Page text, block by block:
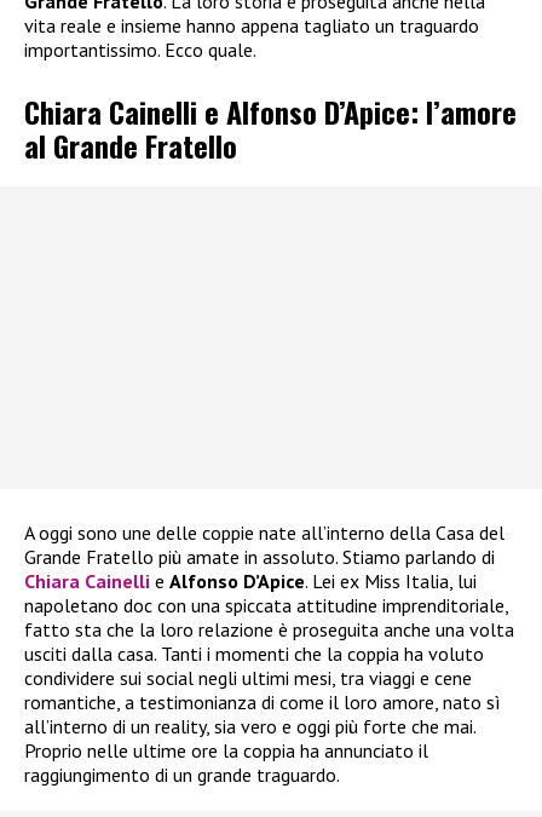
vita reale e insieme hanno appena tagliato un traguardo
importantissimo. Ecco quale.
Chiara Cainelli e Alfonso D’Apice: l’amore
al Grande Fratello
A oggi sono une delle coppie nate all’interno della Casa del
Grande Fratello più amate in assoluto. Stiamo parlando di
Chiara Cainelli e Alfonso D’Apice. Lei ex Miss Italia, lui
napoletano doc con una spiccata attitudine imprenditoriale,
fatto sta che la loro relazione è proseguita anche una volta
usciti dalla casa. Tanti i momenti che la coppia ha voluto
condividere sui social negli ultimi mesi, tra viaggi e cene
romantiche, a testimonianza di come il loro amore, nato sì
all’interno di un reality, sia vero e oggi più forte che mai.
Proprio nelle ultime ore la coppia ha annunciato il
raggiungimento di un grande traguardo.